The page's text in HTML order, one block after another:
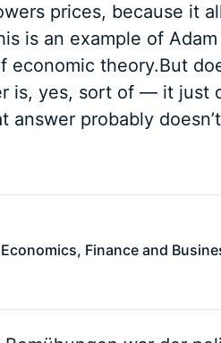
prices, because it
is an example of Adam
economic theory.But
is, yes, sort of — it just
probably
Finance and